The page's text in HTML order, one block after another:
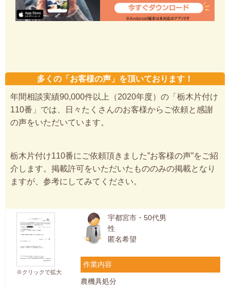
多くの「お客様の声」を頂いております！
年間相談実績90,000件以上（2020年度）の「栃木片付け
110番」では、日々たくさんのお客様からご依頼と感謝
の声をいただいています。
栃木片付け110番にご依頼頂きました”お客様の声”をご紹
介します。掲載許可をいただいたもののみの掲載となり
ますが、参考にしてみてください。
※クリックで拡大
宇都宮市・50代男
性
匿名希望
作業内容
農機具処分